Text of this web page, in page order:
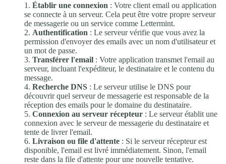
Établir une connexion : Votre client email ou application
se connecte à un serveur. Cela peut être votre propre serveur
de messagerie ou un service comme Lettermint.
Authentification : Le serveur vérifie que vous avez la
permission d'envoyer des emails avec un nom d'utilisateur et
un mot de passe.
Transférer l'email : Votre application transmet l'email au
serveur, incluant l'expéditeur, le destinataire et le contenu du
message.
Recherche DNS : Le serveur utilise le DNS pour
découvrir quel serveur de messagerie est responsable de la
réception des emails pour le domaine du destinataire.
Connexion au serveur récepteur : Le serveur établit une
connexion avec le serveur de messagerie du destinataire et
tente de livrer l'email.
Livraison ou file d'attente : Si le serveur récepteur est
disponible, l'email est livré immédiatement. Sinon, l'email
reste dans la file d'attente pour une nouvelle tentative.